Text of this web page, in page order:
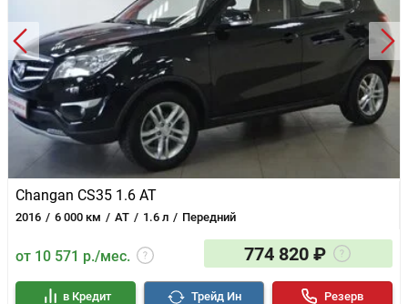
Changan CS35 1.6 AT
2016 6 000 км AT 1.6 л Передний
от 10 571 р./мес. 774 820 ₽
в Кредит Трейд Ин Резерв